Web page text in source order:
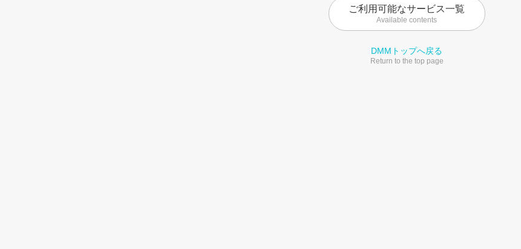
ご利用可能なサービス一覧
Available contents
DMMトップへ戻る
Return to the top page